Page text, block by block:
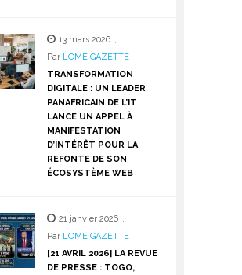
13 mars 2026 ,
Par LOME GAZETTE
TRANSFORMATION
DIGITALE : UN LEADER
PANAFRICAIN DE L’IT
LANCE UN APPEL À
MANIFESTATION
D’INTÉRÊT POUR LA
REFONTE DE SON
ÉCOSYSTÈME WEB
21 janvier 2026 ,
Par LOME GAZETTE
[21 AVRIL 2026] LA REVUE
DE PRESSE : TOGO,